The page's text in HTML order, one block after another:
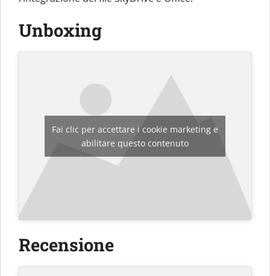
Unboxing
Fai clic per accettare i cookie marketing e
abilitare questo contenuto
Recensione